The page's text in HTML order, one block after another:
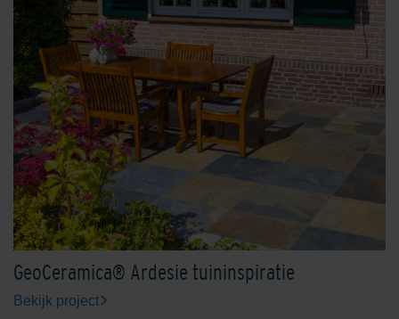
GeoCeramica® Ardesie tuininspiratie
Bekijk project